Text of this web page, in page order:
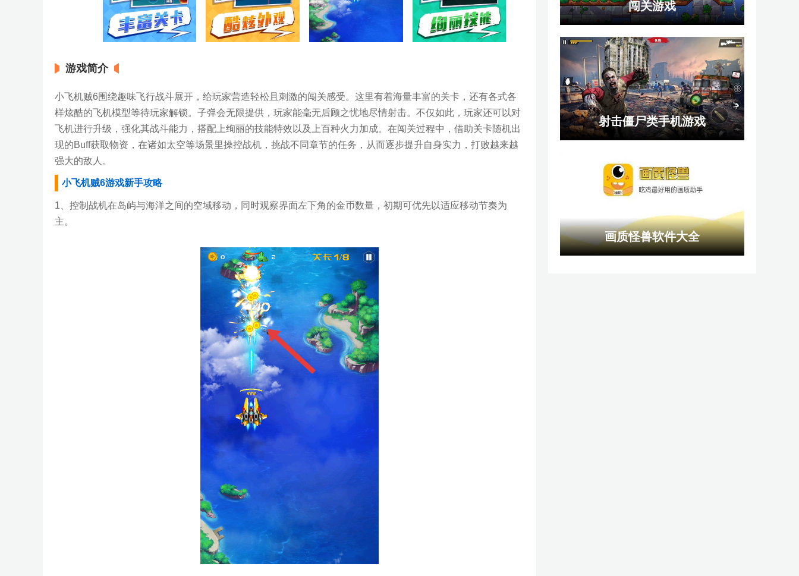
游戏简介
小飞机贼6围绕趣味飞行战斗展开，给玩家营造轻松且刺激的闯关感受。这里有着海量丰富的关卡，还有各式各
样炫酷的飞机模型等待玩家解锁。子弹会无限提供，玩家能毫无后顾之忧地尽情射击。不仅如此，玩家还可以对
飞机进行升级，强化其战斗能力，搭配上绚丽的技能特效以及上百种火力加成。在闯关过程中，借助关卡随机出
现的Buff获取物资，在诸如太空等场景里操控战机，挑战不同章节的任务，从而逐步提升自身实力，打败越来越
强大的敌人。
小飞机贼6游戏新手攻略
1、控制战机在岛屿与海洋之间的空域移动，同时观察界面左下角的金币数量，初期可优先以适应移动节奏为
主。
闯关游戏
射击僵尸类手机游戏
画质怪兽软件大全